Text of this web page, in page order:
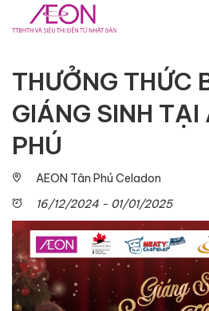
Khuyến mãi & Sự kiện
THƯỞNG THỨC
GIÁNG SINH TẠI
PHÚ
AEON Tân Phú Celadon
16/12/2024 - 01/01/2025